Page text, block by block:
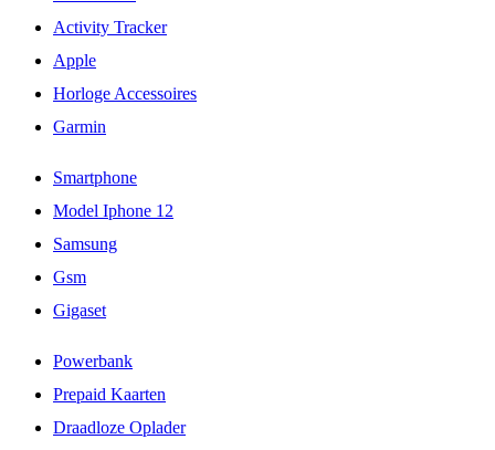
Activity Tracker
Apple
Horloge Accessoires
Garmin
Smartphone
Model Iphone 12
Samsung
Gsm
Gigaset
Powerbank
Prepaid Kaarten
Draadloze Oplader